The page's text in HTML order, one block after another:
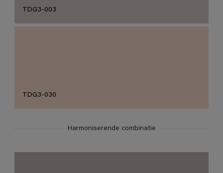
TDG3-003
TDG3-030
Harmoniserende combinatie